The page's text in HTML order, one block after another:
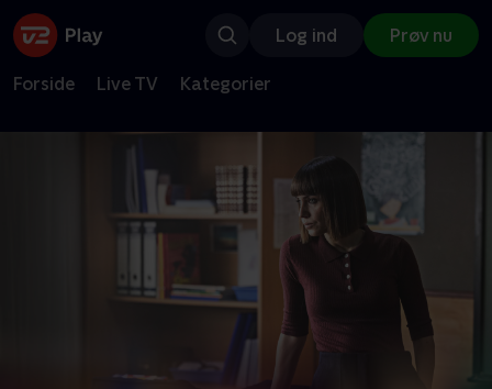
Log ind Prøv nu
Forside Live TV Kategorier